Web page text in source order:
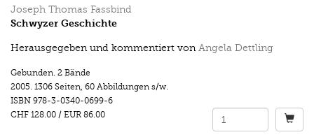
Joseph Thomas Fassbind
Schwyzer Geschichte
Herausgegeben und kommentiert von Angela Dettling
Gebunden. 2 Bände
2005. 1306 Seiten, 60 Abbildungen s/w.
ISBN 978-3-0340-0699-6
CHF 128.00 / EUR 86.00